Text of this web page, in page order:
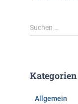
S
u
n
Suchen …
Kategorien
Allgemein